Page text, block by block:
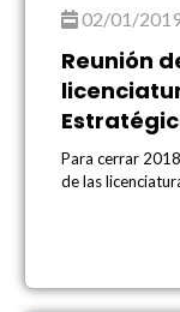
02/01/
Reunión
Para cerrar
de las